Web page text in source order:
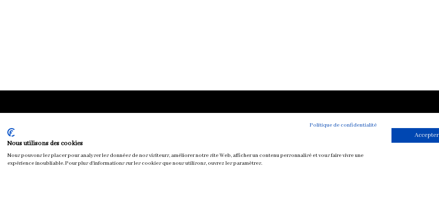
végétariennes
Petit-déjeuner
Politique de confidentialité
Nous utilisons des cookies
Nous pouvons les placer pour analyser les données de nos visiteurs, améliorer notre site Web, afficher un contenu personnalisé et vous faire vivre une
expérience inoubliable. Pour plus d'informations sur les cookies que nous utilisons, ouvrez les paramètres.